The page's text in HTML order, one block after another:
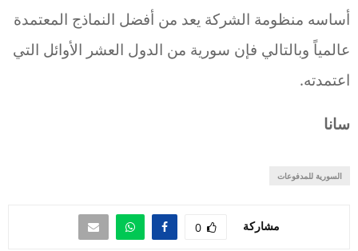
أساسه منظومة الشركة يعد من أفضل النماذج المعتمدة
عالمياً وبالتالي فإن سورية من الدول العشر الأوائل التي
اعتمدته.
سانا
السورية للمدفوعات
مشاركة 0